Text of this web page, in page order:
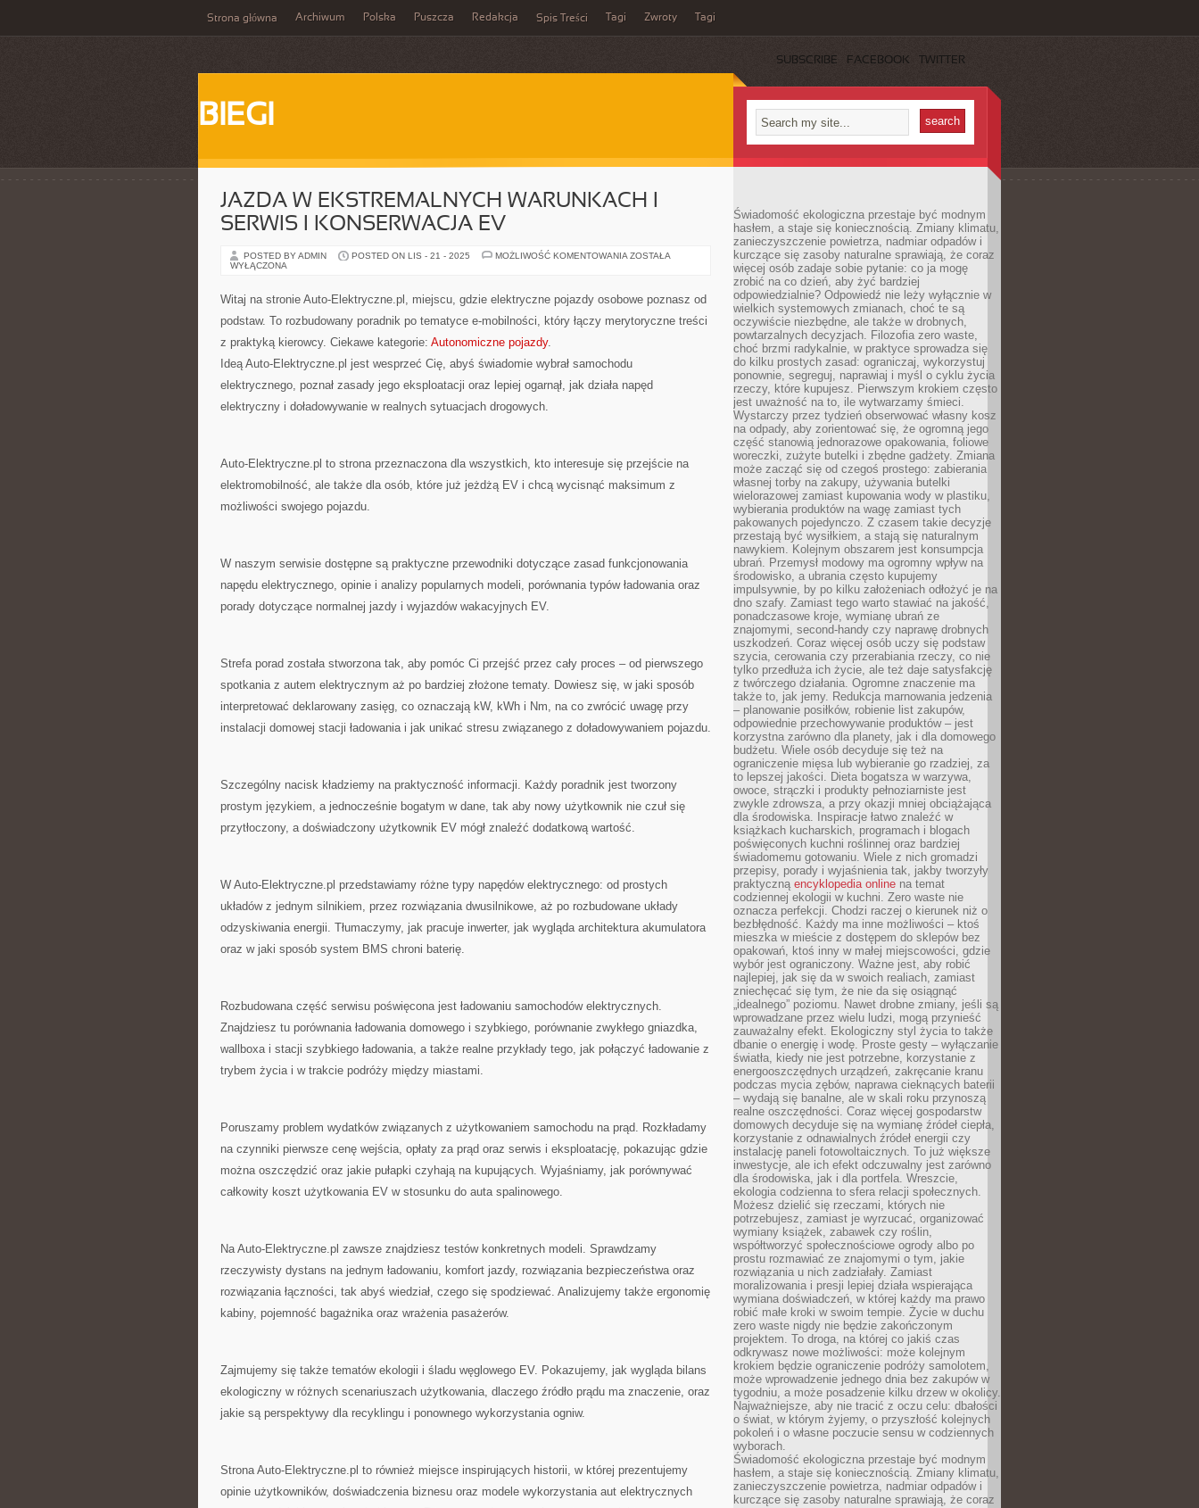
Strona główna Archiwum Polska Puszcza Redakcja Spis Treści Tagi Zwroty Tagi
SUBSCRIBE FACEBOOK TWITTER
BIEGI
JAZDA W EKSTREMALNYCH WARUNKACH I
SERWIS I KONSERWACJA EV
POSTED BY ADMIN POSTED ON LIS - 21 - 2025 MOŻLIWOŚĆ KOMENTOWANIA JAZDA
SERWIS
KONSERWACJA
ZOSTAŁA
WYŁĄCZONA
Witaj na stronie Auto-Elektryczne.pl, miejscu, gdzie elektryczne pojazdy osobowe poznasz od
podstaw. To rozbudowany poradnik po tematyce e-mobilności, który łączy merytoryczne treści
z praktyką kierowcy. Ciekawe kategorie: Autonomiczne pojazdy.
Ideą Auto-Elektryczne.pl jest wesprzeć Cię, abyś świadomie wybrał samochodu
elektrycznego, poznał zasady jego eksploatacji oraz lepiej ogarnął, jak działa napęd
elektryczny i doładowywanie w realnych sytuacjach drogowych.
Auto-Elektryczne.pl to strona przeznaczona dla wszystkich, kto interesuje się przejście na
elektromobilność, ale także dla osób, które już jeżdżą EV i chcą wycisnąć maksimum z
możliwości swojego pojazdu.
W naszym serwisie dostępne są praktyczne przewodniki dotyczące zasad funkcjonowania
napędu elektrycznego, opinie i analizy popularnych modeli, porównania typów ładowania oraz
porady dotyczące normalnej jazdy i wyjazdów wakacyjnych EV.
Strefa porad została stworzona tak, aby pomóc Ci przejść przez cały proces – od pierwszego
spotkania z autem elektrycznym aż po bardziej złożone tematy. Dowiesz się, w jaki sposób
interpretować deklarowany zasięg, co oznaczają kW, kWh i Nm, na co zwrócić uwagę przy
instalacji domowej stacji ładowania i jak unikać stresu związanego z doładowywaniem pojazdu.
Szczególny nacisk kładziemy na praktyczność informacji. Każdy poradnik jest tworzony
prostym językiem, a jednocześnie bogatym w dane, tak aby nowy użytkownik nie czuł się
przytłoczony, a doświadczony użytkownik EV mógł znaleźć dodatkową wartość.
W Auto-Elektryczne.pl przedstawiamy różne typy napędów elektrycznego: od prostych
układów z jednym silnikiem, przez rozwiązania dwusilnikowe, aż po rozbudowane układy
odzyskiwania energii. Tłumaczymy, jak pracuje inwerter, jak wygląda architektura akumulatora
oraz w jaki sposób system BMS chroni baterię.
Rozbudowana część serwisu poświęcona jest ładowaniu samochodów elektrycznych.
Znajdziesz tu porównania ładowania domowego i szybkiego, porównanie zwykłego gniazdka,
wallboxa i stacji szybkiego ładowania, a także realne przykłady tego, jak połączyć ładowanie z
trybem życia i w trakcie podróży między miastami.
Poruszamy problem wydatków związanych z użytkowaniem samochodu na prąd. Rozkładamy
na czynniki pierwsze cenę wejścia, opłaty za prąd oraz serwis i eksploatację, pokazując gdzie
można oszczędzić oraz jakie pułapki czyhają na kupujących. Wyjaśniamy, jak porównywać
całkowity koszt użytkowania EV w stosunku do auta spalinowego.
Na Auto-Elektryczne.pl zawsze znajdziesz testów konkretnych modeli. Sprawdzamy
rzeczywisty dystans na jednym ładowaniu, komfort jazdy, rozwiązania bezpieczeństwa oraz
rozwiązania łączności, tak abyś wiedział, czego się spodziewać. Analizujemy także ergonomię
kabiny, pojemność bagażnika oraz wrażenia pasażerów.
Zajmujemy się także tematów ekologii i śladu węglowego EV. Pokazujemy, jak wygląda bilans
ekologiczny w różnych scenariuszach użytkowania, dlaczego źródło prądu ma znaczenie, oraz
jakie są perspektywy dla recyklingu i ponownego wykorzystania ogniw.
Strona Auto-Elektryczne.pl to również miejsce inspirujących historii, w której prezentujemy
opinie użytkowników, doświadczenia biznesu oraz modele wykorzystania aut elektrycznych
Świadomość ekologiczna przestaje być modnym
hasłem, a staje się koniecznością. Zmiany klimatu,
zanieczyszczenie powietrza, nadmiar odpadów i
kurczące się zasoby naturalne sprawiają, że coraz
więcej osób zadaje sobie pytanie: co ja mogę
zrobić na co dzień, aby żyć bardziej
odpowiedzialnie? Odpowiedź nie leży wyłącznie w
wielkich systemowych zmianach, choć te są
oczywiście niezbędne, ale także w drobnych,
powtarzalnych decyzjach. Filozofia zero waste,
choć brzmi radykalnie, w praktyce sprowadza się
do kilku prostych zasad: ograniczaj, wykorzystuj
ponownie, segreguj, naprawiaj i myśl o cyklu życia
rzeczy, które kupujesz. Pierwszym krokiem często
jest uważność na to, ile wytwarzamy śmieci.
Wystarczy przez tydzień obserwować własny kosz
na odpady, aby zorientować się, że ogromną jego
część stanowią jednorazowe opakowania, foliowe
woreczki, zużyte butelki i zbędne gadżety. Zmiana
może zacząć się od czegoś prostego: zabierania
własnej torby na zakupy, używania butelki
wielorazowej zamiast kupowania wody w plastiku,
wybierania produktów na wagę zamiast tych
pakowanych pojedynczo. Z czasem takie decyzje
przestają być wysiłkiem, a stają się naturalnym
nawykiem. Kolejnym obszarem jest konsumpcja
ubrań. Przemysł modowy ma ogromny wpływ na
środowisko, a ubrania często kupujemy
impulsywnie, by po kilku założeniach odłożyć je na
dno szafy. Zamiast tego warto stawiać na jakość,
ponadczasowe kroje, wymianę ubrań ze
znajomymi, second-handy czy naprawę drobnych
uszkodzeń. Coraz więcej osób uczy się podstaw
szycia, cerowania czy przerabiania rzeczy, co nie
tylko przedłuża ich życie, ale też daje satysfakcję
z twórczego działania. Ogromne znaczenie ma
także to, jak jemy. Redukcja marnowania jedzenia
– planowanie posiłków, robienie list zakupów,
odpowiednie przechowywanie produktów – jest
korzystna zarówno dla planety, jak i dla domowego
budżetu. Wiele osób decyduje się też na
ograniczenie mięsa lub wybieranie go rzadziej, za
to lepszej jakości. Dieta bogatsza w warzywa,
owoce, strączki i produkty pełnoziarniste jest
zwykle zdrowsza, a przy okazji mniej obciążająca
dla środowiska. Inspiracje łatwo znaleźć w
książkach kucharskich, programach i blogach
poświęconych kuchni roślinnej oraz bardziej
świadomemu gotowaniu. Wiele z nich gromadzi
przepisy, porady i wyjaśnienia tak, jakby tworzyły
praktyczną encyklopedia online na temat
codziennej ekologii w kuchni. Zero waste nie
oznacza perfekcji. Chodzi raczej o kierunek niż o
bezbłędność. Każdy ma inne możliwości – ktoś
mieszka w mieście z dostępem do sklepów bez
opakowań, ktoś inny w małej miejscowości, gdzie
wybór jest ograniczony. Ważne jest, aby robić
najlepiej, jak się da w swoich realiach, zamiast
zniechęcać się tym, że nie da się osiągnąć
„idealnego” poziomu. Nawet drobne zmiany, jeśli są
wprowadzane przez wielu ludzi, mogą przynieść
zauważalny efekt. Ekologiczny styl życia to także
dbanie o energię i wodę. Proste gesty – wyłączanie
światła, kiedy nie jest potrzebne, korzystanie z
energooszczędnych urządzeń, zakręcanie kranu
podczas mycia zębów, naprawa cieknących baterii
– wydają się banalne, ale w skali roku przynoszą
realne oszczędności. Coraz więcej gospodarstw
domowych decyduje się na wymianę źródeł ciepła,
korzystanie z odnawialnych źródeł energii czy
instalację paneli fotowoltaicznych. To już większe
inwestycje, ale ich efekt odczuwalny jest zarówno
dla środowiska, jak i dla portfela. Wreszcie,
ekologia codzienna to sfera relacji społecznych.
Możesz dzielić się rzeczami, których nie
potrzebujesz, zamiast je wyrzucać, organizować
wymiany książek, zabawek czy roślin,
współtworzyć społecznościowe ogrody albo po
prostu rozmawiać ze znajomymi o tym, jakie
rozwiązania u nich zadziałały. Zamiast
moralizowania i presji lepiej działa wspierająca
wymiana doświadczeń, w której każdy ma prawo
robić małe kroki w swoim tempie. Życie w duchu
zero waste nigdy nie będzie zakończonym
projektem. To droga, na której co jakiś czas
odkrywasz nowe możliwości: może kolejnym
krokiem będzie ograniczenie podróży samolotem,
może wprowadzenie jednego dnia bez zakupów w
tygodniu, a może posadzenie kilku drzew w okolicy.
Najważniejsze, aby nie tracić z oczu celu: dbałości
o świat, w którym żyjemy, o przyszłość kolejnych
pokoleń i o własne poczucie sensu w codziennych
wyborach.
Świadomość ekologiczna przestaje być modnym
hasłem, a staje się koniecznością. Zmiany klimatu,
zanieczyszczenie powietrza, nadmiar odpadów i
kurczące się zasoby naturalne sprawiają, że coraz